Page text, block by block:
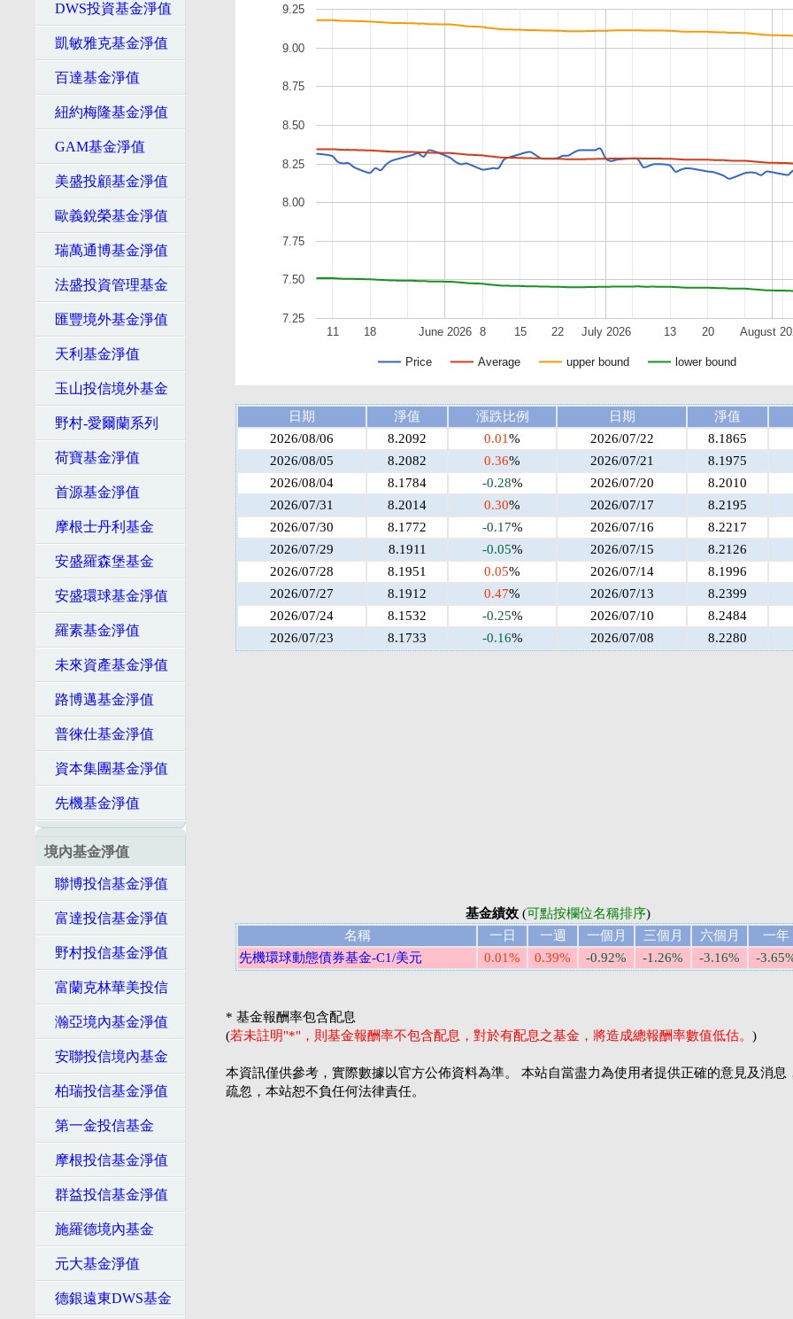
DWS投資基金淨值
凱敏雅克基金淨值
百達基金淨值
紐約梅隆基金淨值
GAM基金淨值
美盛投顧基金淨值
歐義銳榮基金淨值
瑞萬通博基金淨值
法盛投資管理基金
匯豐境外基金淨值
天利基金淨值
玉山投信境外基金
野村-愛爾蘭系列
荷寶基金淨值
首源基金淨值
摩根士丹利基金
安盛羅森堡基金
安盛環球基金淨值
羅素基金淨值
未來資產基金淨值
路博邁基金淨值
普徠仕基金淨值
資本集團基金淨值
先機基金淨值
境內基金淨值
聯博投信基金淨值
富達投信基金淨值
野村投信基金淨值
富蘭克林華美投信
瀚亞境內基金淨值
安聯投信境內基金
柏瑞投信基金淨值
第一金投信基金
摩根投信基金淨值
群益投信基金淨值
施羅德境內基金
元大基金淨值
德銀遠東DWS基金
Price Average upper bound lower bound
June 2026 July 2026 August
11 18 8 15 22 13 20
7.25
7.50
7.75
8.00
8.25
8.50
8.75
9.00
9.25
日期 淨值 漲跌比例 日期
淨值
2026/08/06
8.2092 0.01% 2026/07/22
8.1865
2026/08/05
8.2082 0.36% 2026/07/21
8.1975
2026/08/04
8.1784 -0.28% 2026/07/20
8.2010
2026/07/31
8.2014 0.30% 2026/07/17
8.2195
2026/07/30
8.1772 -0.17% 2026/07/16
8.2217
2026/07/29
8.1911 -0.05% 2026/07/15
8.2126
2026/07/28
8.1951 0.05% 2026/07/14
8.1996
2026/07/27
8.1912 0.47% 2026/07/13
8.2399
2026/07/24
8.1532 -0.25% 2026/07/10
8.2484
2026/07/23
8.1733 -0.16% 2026/07/08 8.2280
基金績效(可點按欄位名稱排序)
名稱
一日 一週 一個月 三個月 六個月
一年
先機環球動態債券基金-C1/美元
0.01% 0.39% -0.92% -1.26% -3.16% -
* 基金報酬率包含配息
(若未註明"*"，則基金報酬率不包含配息，對於有配息之基金，將造成總報酬率數值低估。 )
本資訊僅供參考，實際數據以官方公佈資料為準。 本站自當盡力為使用者提供正確的意見及消息
疏忽，本站恕不負任何法律責任。